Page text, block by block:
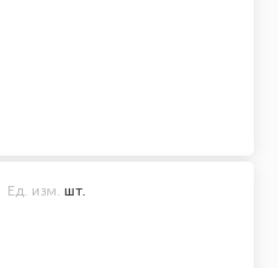
Ед. изм. шт.